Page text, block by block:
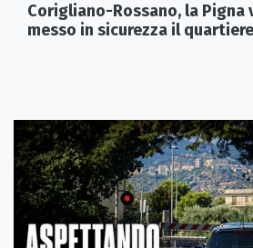
Corigliano-Rossano, la Pigna
messo in sicurezza il